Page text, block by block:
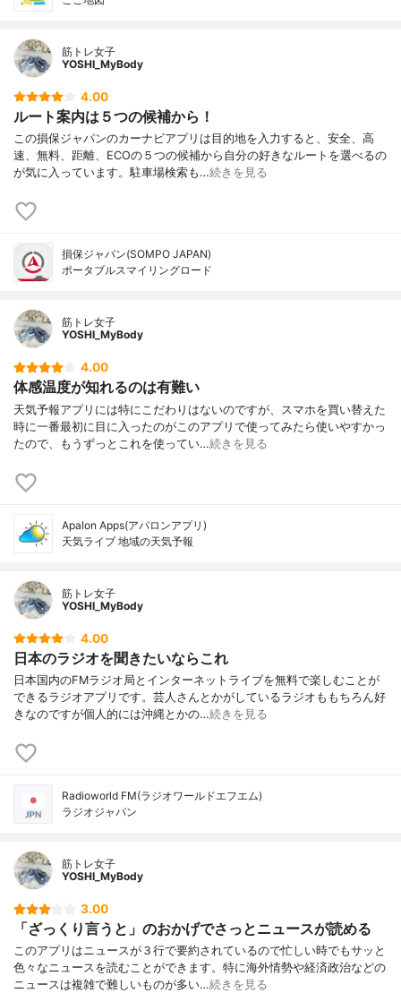
筋トレ女子
YOSHI_MyBody
4.00
ルート案内は５つの候補から！
この損保ジャパンのカーナビアプリは目的地を入力すると、安全、高
速、無料、距離、ECOの５つの候補から自分の好きなルートを選べるの
が気に入っています。駐車場検索も…続きを見る
損保ジャパン(SOMPO JAPAN)
ポータブルスマイリングロード
筋トレ女子
YOSHI_MyBody
4.00
体感温度が知れるのは有難い
天気予報アプリには特にこだわりはないのですが、スマホを買い替えた
時に一番最初に目に入ったのがこのアプリで使ってみたら使いやすかっ
たので、もうずっとこれを使ってい…続きを見る
Apalon Apps(アパロンアプリ)
天気ライブ 地域の天気予報
筋トレ女子
YOSHI_MyBody
4.00
日本のラジオを聞きたいならこれ
日本国内のFMラジオ局とインターネットライブを無料で楽しむことが
できるラジオアプリです。芸人さんとかがしているラジオももちろん好
きなのですが個人的には沖縄とかの…続きを見る
Radioworld FM(ラジオワールドエフエム)
ラジオジャパン
筋トレ女子
YOSHI_MyBody
3.00
「ざっくり言うと」のおかげでさっとニュースが読める
このアプリはニュースが３行で要約されているので忙しい時でもサッと
色々なニュースを読むことができます。特に海外情勢や経済政治などの
ニュースは複雑で難しいものが多い…続きを見る